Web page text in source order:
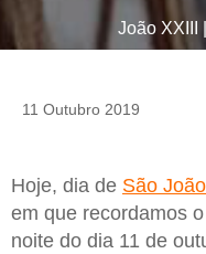
João XXIII
11 Outubro 2019
Hoje, dia de São
em que recordamos
noite do dia 11 de